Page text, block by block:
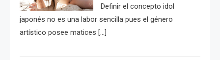
Definir el concepto idol
japonés no es una labor sencilla pues el género
artístico posee matices […]